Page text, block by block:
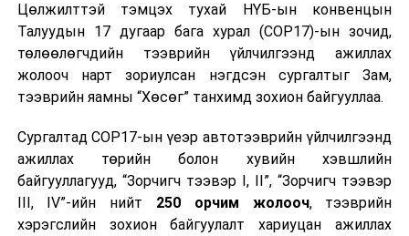
Цөлжилттэй тэмцэх тухай НҮБ-ын конвенцын
Талуудын 17 дугаар бага хурал (COP17)-ын зочид,
төлөөлөгчдийн тээврийн үйлчилгээнд ажиллах
жолооч нарт зориулсан нэгдсэн сургалтыг Зам,
тээврийн яамны “Хөсөг” танхимд зохион байгууллаа.
Сургалтад COP17-ын үеэр автотээврийн үйлчилгээнд
ажиллах төрийн болон хувийн хэвшлийн
байгууллагууд, “Зорчигч тээвэр I, II”, “Зорчигч тээвэр
III, IV”-ийн нийт 250 орчим жолооч, тээврийн
хэрэгслийн зохион байгуулалт хариуцан ажиллах